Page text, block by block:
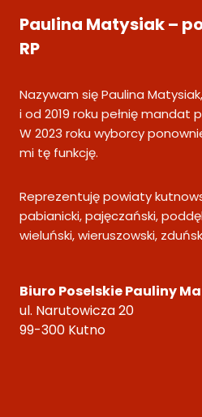
Paulina Matysiak –
RP
Nazywam się Paulina
i od 2019 roku pełnię mandat
W 2023 roku wyborcy
mi tę funkcję.
Reprezentuję powiaty
pabianicki, pajęczański,
wieluński, wieruszowski,
Biuro Poselskie Pauliny
ul. Narutowicza 20
99-300 Kutno